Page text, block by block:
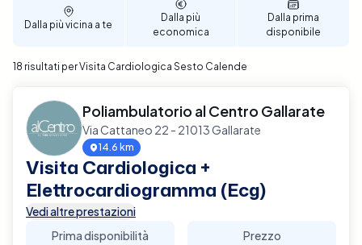
tue esigenze personali. Prenota ora per garantire un
supporto diagnostico completo e affidabile per la
Dalla più vicina a te
Dalla più
economica
Dalla prima
disponibile
18 risultati per Visita Cardiologica Sesto Calende
Poliambulatorio al Centro Gallarate
Via Cattaneo 22 - 21013 Gallarate
14.6 km
Visita Cardiologica +
Elettrocardiogramma (Ecg)
Vedi altre prestazioni
Prima disponibilità
Prezzo